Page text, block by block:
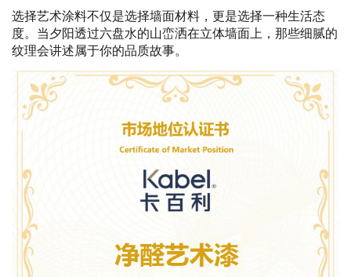
选择艺术涂料不仅是选择墙面材料，更是选择一种生活态
度。当夕阳透过六盘水的山峦洒在立体墙面上，那些细腻的
纹理会讲述属于你的品质故事。